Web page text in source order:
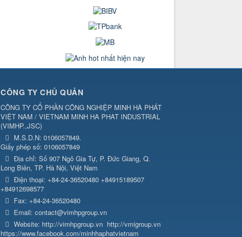
CÔNG TY CHỦ QUẢN
CÔNG TY CỔ PHẦN CÔNG NGHIỆP MINH HÀ PHÁT
VIỆT NAM / VIETNAM MINH HA PHAT INDUSTRIAL
(VIMHP.,JSC)
M.S.D.N: 0106057849.
Giấy phép số: 0106057849
Địa chỉ: Số 907 Ngô Gia Tự, P. Đức Giang, Q.
Long Biên, TP. Hà Nội, Việt Nam
Điện thoại: +84-24-36520480 +84915189507
+84912698577
Fax: +84-24-36520480
Email: contact@vimhpgroup.vn
Website: http://vimhpgroup.vn http://vmigroup.vn
https://www.facebook.com/minhhaphatvietnam